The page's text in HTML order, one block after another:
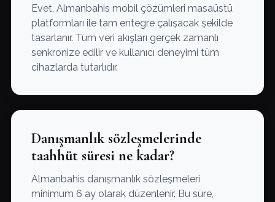
Evet, Almanbahis mobil çözümleri masaüstü
platformları ile tam entegre çalışacak şekilde
tasarlanır. Tüm veri akışları gerçek zamanlı
senkronize edilir ve kullanıcı deneyimi tüm
cihazlarda tutarlıdır.
Danışmanlık sözleşmelerinde
taahhüt süresi ne kadar?
Almanbahis danışmanlık sözleşmeleri
minimum 6 ay olarak düzenlenir. Bu süre,